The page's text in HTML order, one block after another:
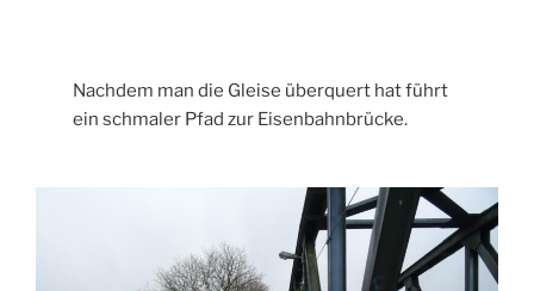
Nachdem man die Gleise überquert hat führt
ein schmaler Pfad zur Eisenbahnbrücke.